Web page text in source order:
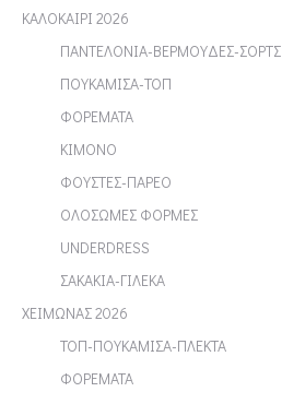
ΚΑΛΟΚΑΙΡΙ 2026
ΠΑΝΤΕΛΟΝΙΑ-ΒΕΡΜΟΥΔΕΣ-ΣΟΡΤΣ
ΠΟΥΚΑΜΙΣΑ-ΤΟΠ
ΦΟΡΕΜΑΤΑ
ΚΙΜΟΝΟ
ΦΟΥΣΤΕΣ-ΠΑΡΕΟ
ΟΛΟΣΩΜΕΣ ΦΟΡΜΕΣ
UNDERDRESS
ΣΑΚΑΚΙΑ-ΓΙΛΕΚΑ
ΧΕΙΜΩΝΑΣ 2026
ΤΟΠ-ΠΟΥΚΑΜΙΣΑ-ΠΛΕΚΤΑ
ΦΟΡΕΜΑΤΑ